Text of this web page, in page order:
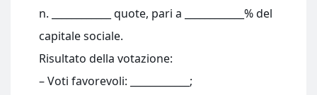
n. ____________ quote, pari a ____________% del
capitale sociale.
Risultato della votazione:
– Voti favorevoli: ____________;